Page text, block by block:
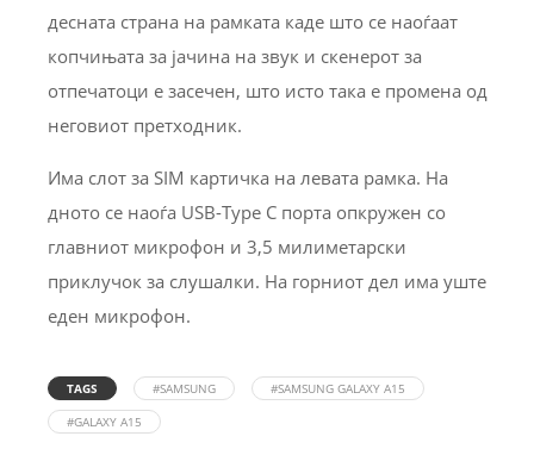
десната страна на рамката каде што се наоѓаат
копчињата за јачина на звук и скенерот за
отпечатоци е засечен, што исто така е промена од
неговиот претходник.
Има слот за SIM картичка на левата рамка. На
дното се наоѓа USB-Type C порта опкружен со
главниот микрофон и 3,5 милиметарски
приклучок за слушалки. На горниот дел има уште
еден микрофон.
TAGS #SAMSUNG
#SAMSUNG GALAXY A15
#GALAXY A15